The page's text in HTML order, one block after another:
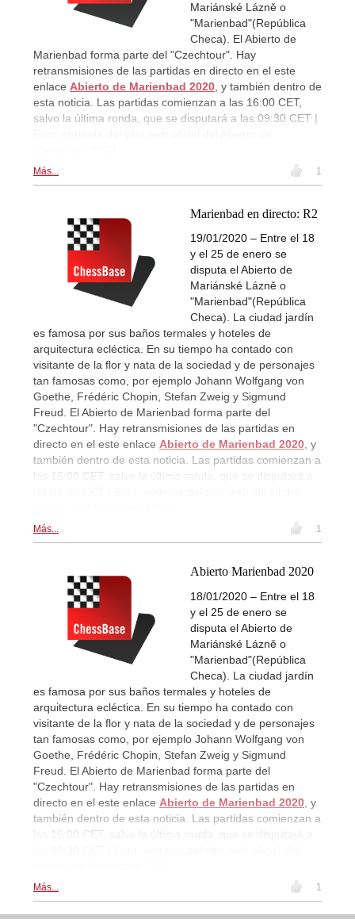
Mariánské Lázně o
"Marienbad"(República
Checa). El Abierto de
Marienbad forma parte del "Czechtour". Hay
retransmisiones de las partidas en directo en el este
enlace Abierto de Marienbad 2020 , y también dentro de
esta noticia. Las partidas comienzan a las 16:00 CET,
salvo la última ronda, que se disputará a las 09:30 CET |
Más... 1
Marienbad en directo: R2
19/01/2020 – Entre el 18
y el 25 de enero se
disputa el Abierto de
Mariánské Lázně o
"Marienbad"(República
Checa). La ciudad jardín
es famosa por sus baños termales y hoteles de
arquitectura ecléctica. En su tiempo ha contado con
visitante de la flor y nata de la sociedad y de personajes
tan famosas como, por ejemplo Johann Wolfgang von
Goethe, Frédéric Chopin, Stefan Zweig y Sigmund
Freud. El Abierto de Marienbad forma parte del
"Czechtour". Hay retransmisiones de las partidas en
directo en el este enlace Abierto de Marienbad 2020, y
también dentro de esta noticia. Las partidas comienzan a
las 16:00 CET, salvo la última ronda, que se disputará a
Más... 1
Abierto Marienbad 2020
18/01/2020 – Entre el 18
y el 25 de enero se
disputa el Abierto de
Mariánské Lázně o
"Marienbad"(República
Checa). La ciudad jardín
es famosa por sus baños termales y hoteles de
arquitectura ecléctica. En su tiempo ha contado con
visitante de la flor y nata de la sociedad y de personajes
tan famosas como, por ejemplo Johann Wolfgang von
Goethe, Frédéric Chopin, Stefan Zweig y Sigmund
Freud. El Abierto de Marienbad forma parte del
"Czechtour". Hay retransmisiones de las partidas en
directo en el este enlace Abierto de Marienbad 2020 , y
también dentro de esta noticia. Las partidas comienzan a
las 16:00 CET, salvo la última ronda, que se disputará a
Más... 1